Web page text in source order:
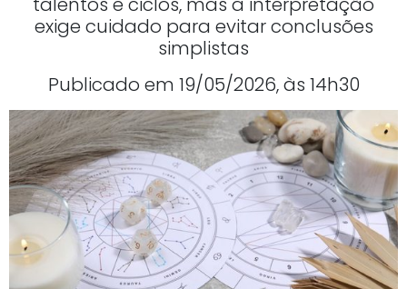
exige cuidado para evitar conclusões
simplistas
Publicado em 19/05/2026, às 14h30